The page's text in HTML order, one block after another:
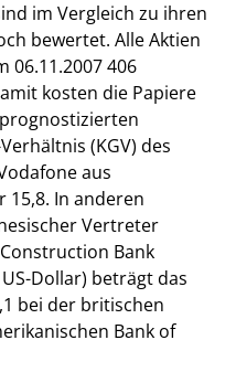
im Vergleich zu ihren
bewertet. Alle Aktien
06.11.2007 406
kosten die Papiere
(KGV) des
aus
In anderen
Vertreter
Bank
Dollar) beträgt das
bei der britischen
Bank of